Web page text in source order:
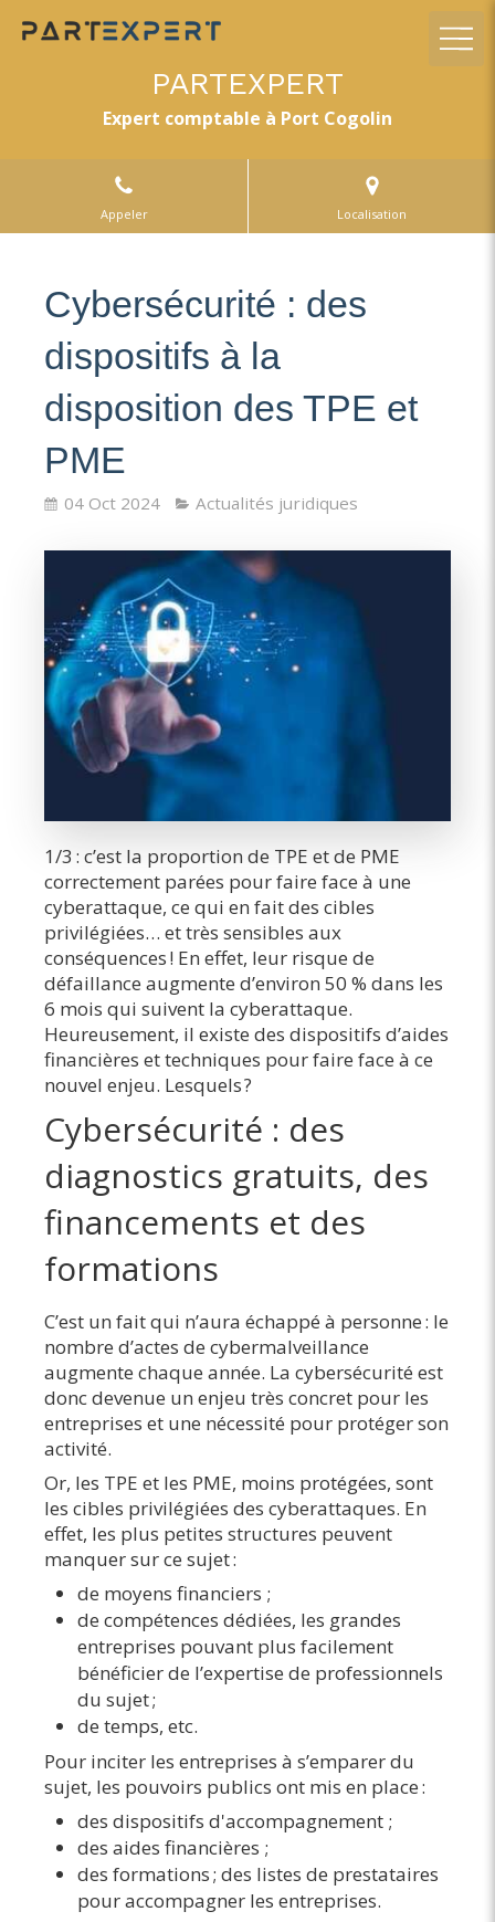
PARTEXPERT
Expert comptable à Port Cogolin
Appeler Localisation
Cybersécurité : des
dispositifs à la
disposition des TPE et
PME
04 Oct 2024 Actualités juridiques
1/3 : c’est la proportion de TPE et de PME
correctement parées pour faire face à une
cyberattaque, ce qui en fait des cibles
privilégiées… et très sensibles aux
conséquences ! En effet, leur risque de
défaillance augmente d’environ 50 % dans les
6 mois qui suivent la cyberattaque.
Heureusement, il existe des dispositifs d’aides
financières et techniques pour faire face à ce
nouvel enjeu. Lesquels ?
Cybersécurité : des
diagnostics gratuits, des
financements et des
formations
C’est un fait qui n’aura échappé à personne : le
nombre d’actes de cybermalveillance
augmente chaque année. La cybersécurité est
donc devenue un enjeu très concret pour les
entreprises et une nécessité pour protéger son
activité.
Or, les TPE et les PME, moins protégées, sont
les cibles privilégiées des cyberattaques. En
effet, les plus petites structures peuvent
manquer sur ce sujet :
de moyens financiers ;
de compétences dédiées, les grandes
entreprises pouvant plus facilement
bénéficier de l’expertise de professionnels
du sujet ;
de temps, etc.
Pour inciter les entreprises à s’emparer du
sujet, les pouvoirs publics ont mis en place :
des dispositifs d'accompagnement ;
des aides financières ;
des formations ; des listes de prestataires
pour accompagner les entreprises.